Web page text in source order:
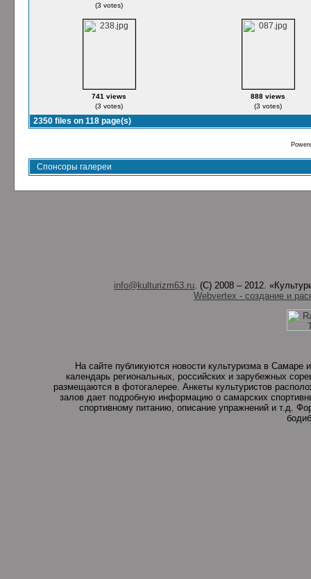
(3 votes)
741 views
(3 votes)
888 views
(3 votes)
2350 files on 118 page(s)
Спонсоры галереи
info@kulturizm63.ru. (C) 2008 – 2012.
Webvertex - создание и
На сайте публикуются новости культуризма в
календарь региональных, российских и зарубежных
размещаются в фотогалерее. Анкеты культуристов
залов дает подробную информацию о самарских
спортивному питанию, описание упражнений и т.д.